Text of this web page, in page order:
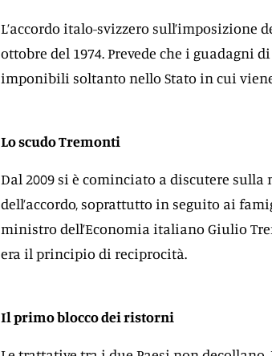
L’accordo italo-svizzero sull’imposizione
ottobre del 1974. Prevede che i guadagni
imponibili soltanto nello Stato in cui
Lo scudo Tremonti
Dal 2009 si è cominciato a discutere
dell’accordo, soprattutto in seguito ai
ministro dell’Economia italiano Giulio
era il principio di reciprocità.
Il primo blocco dei ristorni